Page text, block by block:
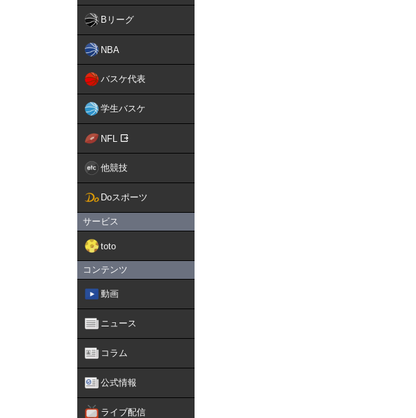
Bリーグ
NBA
バスケ代表
学生バスケ
NFL
他競技
Doスポーツ
サービス
toto
コンテンツ
動画
ニュース
コラム
公式情報
ライブ配信